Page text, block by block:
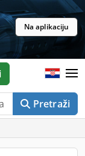
Na aplikaciju
Pretraži